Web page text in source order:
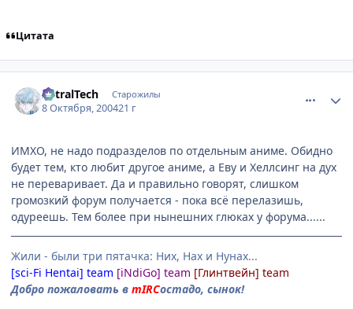
Цитата
AstralTech Старожилы
8 Октября, 200421 г
ИМХО, не надо подразделов по отдельным аниме. Обидно
будет тем, кто любит другое аниме, а Еву и Хеллсинг на дух
не переваривает. Да и правильно говорят, слишком
громозкий форум получается - пока всё перелазишь,
одуреешь. Тем более при нынешних глюках у форума......
Жили - были три пятачка: Них, Нах и Нунах...
[sci-Fi Hentai] team [iNdiGo] team [Глинтвейн] team
Добро пожаловать в mIRCостадо, сынок!